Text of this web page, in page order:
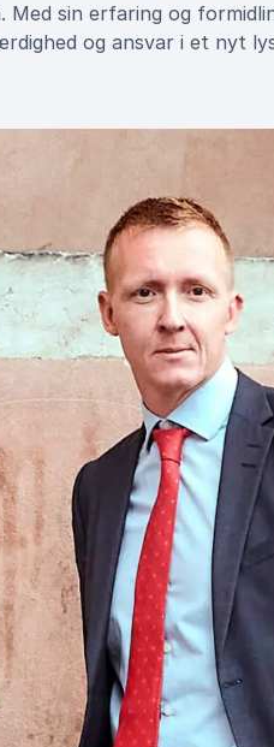
Med sin erfaring og
og ansvar i et nyt